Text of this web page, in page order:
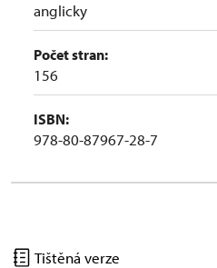
anglicky
Počet stran:
156
ISBN:
978-80-87967-28-7
Tištěná verze